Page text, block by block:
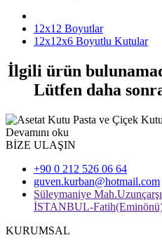
12x12 Boyutlar
12x12x6 Boyutlu Kutular
İlgili ürün
Lütfen daha
Devamını oku
BİZE ULAŞIN
+90 0 212 526 06 64
guven.kurban@hotmail.com
Süleymaniye
İSTANBUL-
KURUMSAL